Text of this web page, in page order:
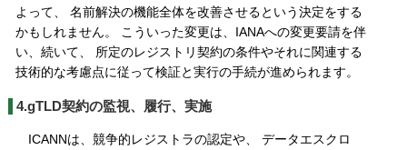
よって、 名前解決の機能全体を改善させるという決定をする
かもしれません。 こういった変更は、IANAへの変更要請を伴
い、続いて、 所定のレジストリ契約の条件やそれに関連する
技術的な考慮点に従って検証と実行の手続が進められます。
4.gTLD契約の監視、履行、実施
ICANNは、競争的レジストラの認定や、 データエスクロ